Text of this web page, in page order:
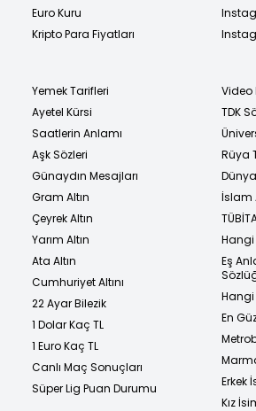
Euro Kuru
Kripto Para Fiyatları
Yemek Tarifleri
Ayetel Kürsi
Saatlerin Anlamı
Aşk Sözleri
Günaydın Mesajları
Gram Altın
Çeyrek Altın
Yarım Altın
Ata Altın
Cumhuriyet Altını
22 Ayar Bilezik
1 Dolar Kaç TL
1 Euro Kaç TL
Canlı Maç Sonuçları
Süper Lig Puan Durumu
Video
TDK
Rüya
İslam
Hangi
Eş
Hangi
En
Erkek
Kız